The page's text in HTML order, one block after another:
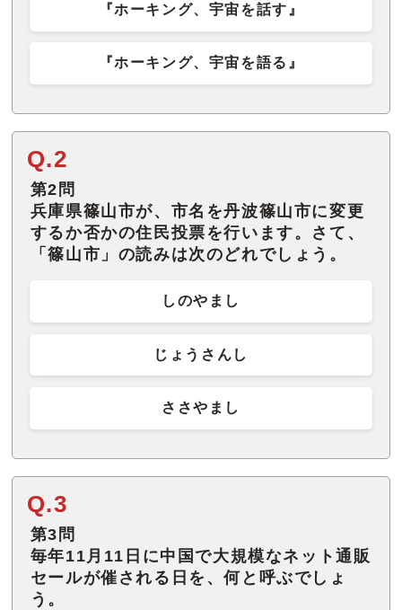
『ホーキング、宇宙を話す』
『ホーキング、宇宙を語る』
Q.2
第2問
兵庫県篠山市が、市名を丹波篠山市に変更
するか否かの住民投票を行います。さて、
「篠山市」の読みは次のどれでしょう。
しのやまし
じょうさんし
ささやまし
Q.3
第3問
毎年11月11日に中国で大規模なネット通販
セールが催される日を、何と呼ぶでしょ
う。